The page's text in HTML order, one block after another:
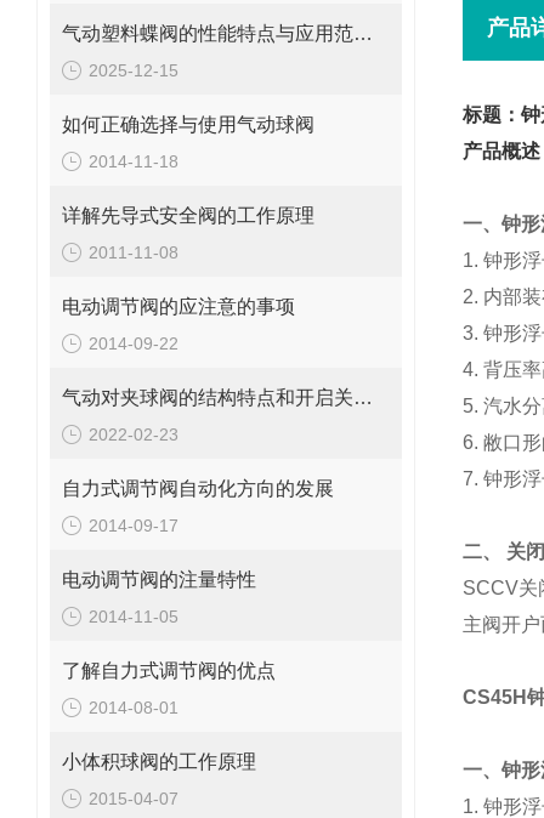
气动塑料蝶阀的性能特点与应用范围概述
2025-12-15
如何正确选择与使用气动球阀
2014-11-18
详解先导式安全阀的工作原理
2011-11-08
电动调节阀的应注意的事项
2014-09-22
气动对夹球阀的结构特点和开启关闭过程
2022-02-23
自力式调节阀自动化方向的发展
2014-09-17
电动调节阀的注量特性
2014-11-05
了解自力式调节阀的优点
2014-08-01
小体积球阀的工作原理
2015-04-07
产品
标题：
产品概述
一、 钟
1. 钟形
2. 内部
3. 钟形
4. 背压
5. 汽水
6. 敝口
7. 钟形
二、
关
SCCV关
主阀开
CS45H
一、 钟
1. 钟形